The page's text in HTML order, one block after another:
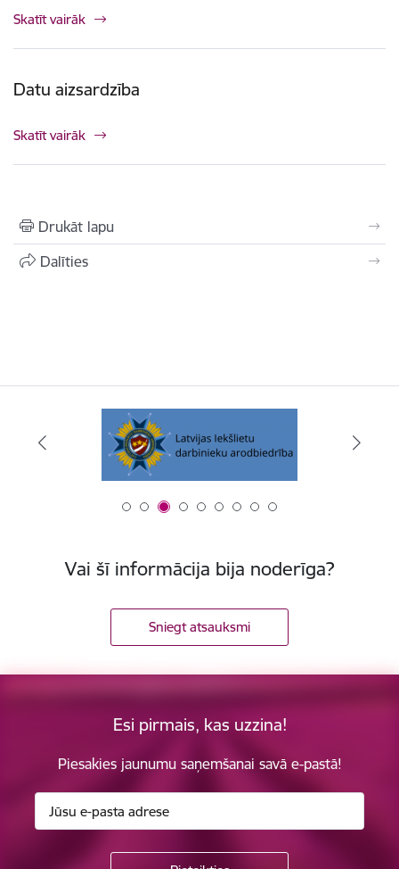
Skatīt vairāk
Datu aizsardzība
Skatīt vairāk
Drukāt lapu
Dalīties
Vai šī informācija bija noderīga?
Sniegt atsauksmi
Esi pirmais, kas uzzina!
Piesakies jaunumu saņemšanai savā e-pastā!